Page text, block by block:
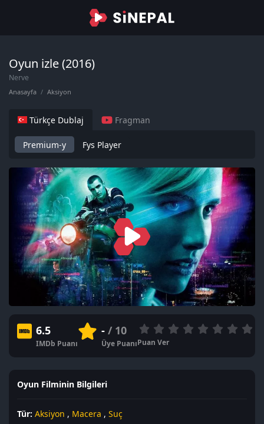
Oyun izle (2016)
Nerve
Anasayfa Aksiyon
Türkçe Dublaj Fragman
Premium-y Fys Player
6.5
IMDb Puanı
-/ 10
Üye PuanıPuan Ver
Oyun Filminin Bilgileri
Tür: Aksiyon , Macera , Suç